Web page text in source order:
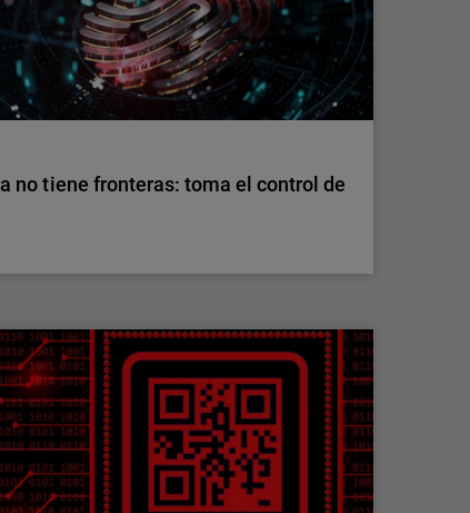
no tiene fronteras: toma el control de
no tiene fronteras: toma el control de
de clientes y puntos de acceso, también
MSP. Simplifica la seguridad de